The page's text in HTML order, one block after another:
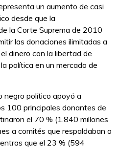
un aumento de casi
desde que la
la Corte Suprema de 2010
las donaciones ilimitadas a
dinero con la libertad de
política en un mercado de
negro político apoyó a
100 principales donantes de
el 70 % (1.840 millones
a comités que respaldaban a
que el 23 % (594